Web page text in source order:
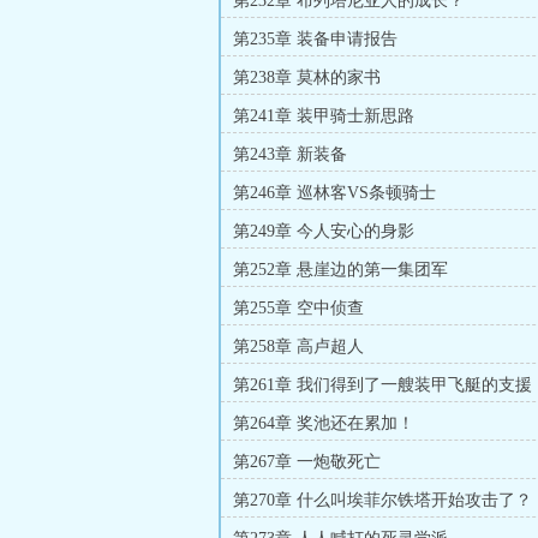
第235章 装备申请报告
第238章 莫林的家书
第241章 装甲骑士新思路
第243章 新装备
第246章 巡林客VS条顿骑士
第249章 今人安心的身影
第252章 悬崖边的第一集团军
第255章 空中侦查
第258章 高卢超人
第261章 我们得到了一艘装甲飞艇的支援
第264章 奖池还在累加！
第267章 一炮敬死亡
第270章 什么叫埃菲尔铁塔开始攻击了？